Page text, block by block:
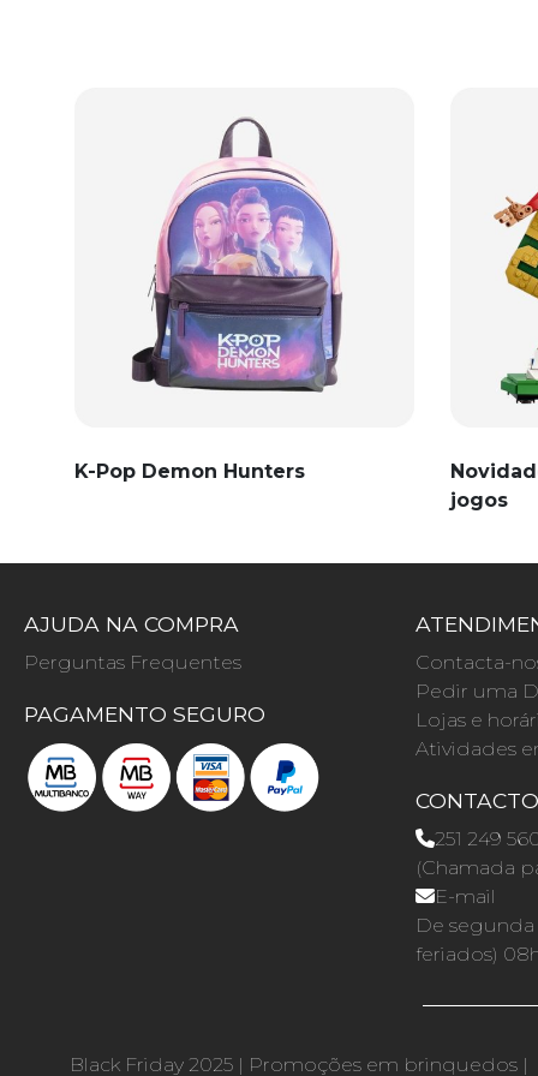
K-Pop Demon Hunters
jogos
AJUDA NA COMPRA
Perguntas Frequentes
PAGAMENTO SEGURO
Contacta-
Pedir uma
Lojas e
Atividades
CONTACTO
251 249
(Chamada
E-mail
De segunda
feriados)
Black Friday 2025 | Promoções em brinquedos |